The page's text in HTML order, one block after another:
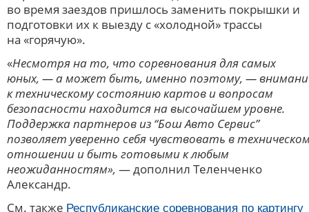
во время заездов пришлось заменить покрышки и
подготовки их к выезду с «холодной» трассы
на «горячую».
«Несмотря на то, что соревнования для самых
юных, — а может быть, именно поэтому, —
к техническому состоянию картов и вопросам
безопасности находится на высочайшем уровне.
Поддержка партнеров из “Бош Авто Сервис”
позволяет уверенно себя чувствовать в
отношении и быть готовыми к любым
неожиданностям», — дополнил Теленченко
Александр.
См. также Республиканские соревнования по картингу